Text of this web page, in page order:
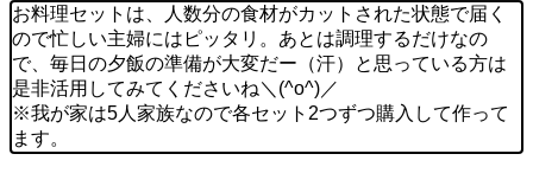
お料理セットは、人数分の食材がカットされた状態で届く
ので忙しい主婦にはピッタリ。あとは調理するだけなの
で、毎日の夕飯の準備が大変だー（汗）と思っている方は
是非活用してみてくださいね＼(^o^)／
※我が家は5人家族なので各セット2つずつ購入して作って
ます。